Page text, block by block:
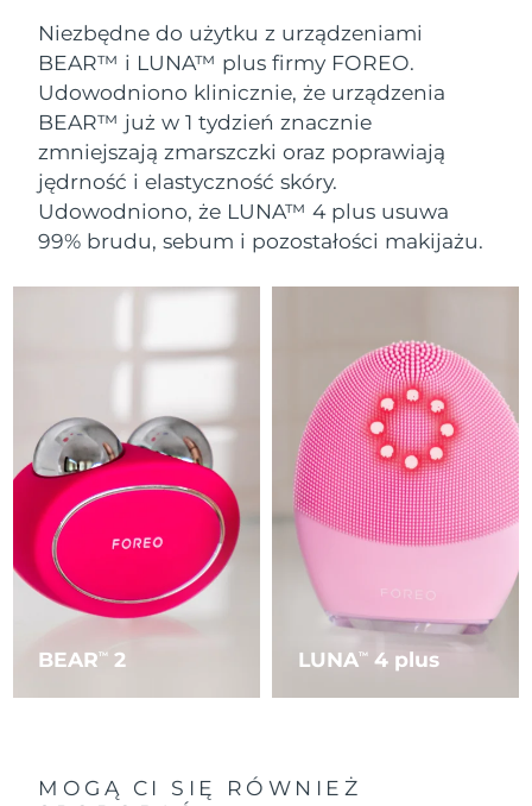
Niezbędne do użytku z urządzeniami
BEAR™ i LUNA™ plus firmy FOREO.
Udowodniono klinicznie, że urządzenia
BEAR™ już w 1 tydzień znacznie
zmniejszają zmarszczki oraz poprawiają
jędrność i elastyczność skóry.
Udowodniono, że LUNA™ 4 plus usuwa
99% brudu, sebum i pozostałości makijażu.
BEARTM 2 LUNATM 4 plus
MOGĄ CI SIĘ RÓWNIEŻ
Hiszpania
Szwecja
Oczekiwany czas dostawy
Szwajcaria
Oczekiwany czas dostawy
Tajwan
Oczekiwany czas dostawy
8/17/26
Oczekiwany czas dostawy
8/13/26
Zjednoczone Emiraty
Arabskie
Oczekiwany czas dostawy
8/13/26
Wielka Brytania
Oczekiwany czas dostawy
8/12/26
Stany Zjednoczone
Oczekiwany czas dostawy
8/13/26
Oczekiwany czas dostawy